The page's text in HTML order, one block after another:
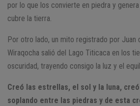
por lo que los convierte en piedra y genera
cubre la tierra.
Por otro lado, un mito registrado por Juan
Wiraqocha salió del Lago Titicaca en los
oscuridad, trayendo consigo la luz y el
Creó las estrellas, el sol y la luna, creó
soplando entre las piedras y de esta